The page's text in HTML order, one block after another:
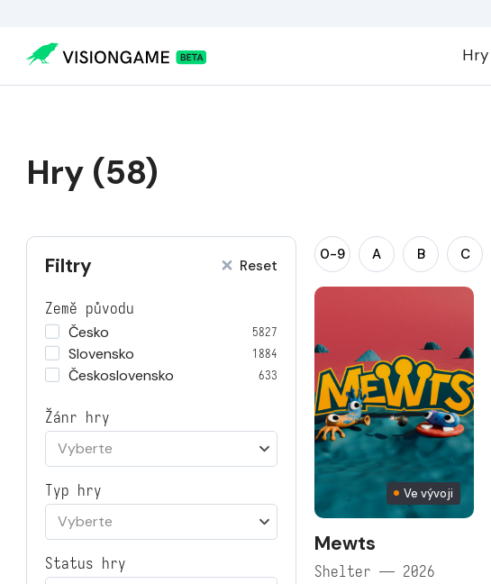
Hry
Hry (58)
Filtry Reset
Země původu
Česko
5827
Slovensko 1884
Československo 633
Žánr hry
Vyberte
Typ hry
Vyberte
Status hry
0-9 A B C
Ve vývoji
Mewts
Shelter — 2026